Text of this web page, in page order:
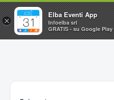
Home
×
Elba Eventi App
Infoelba srl
GRATIS - su Google Play